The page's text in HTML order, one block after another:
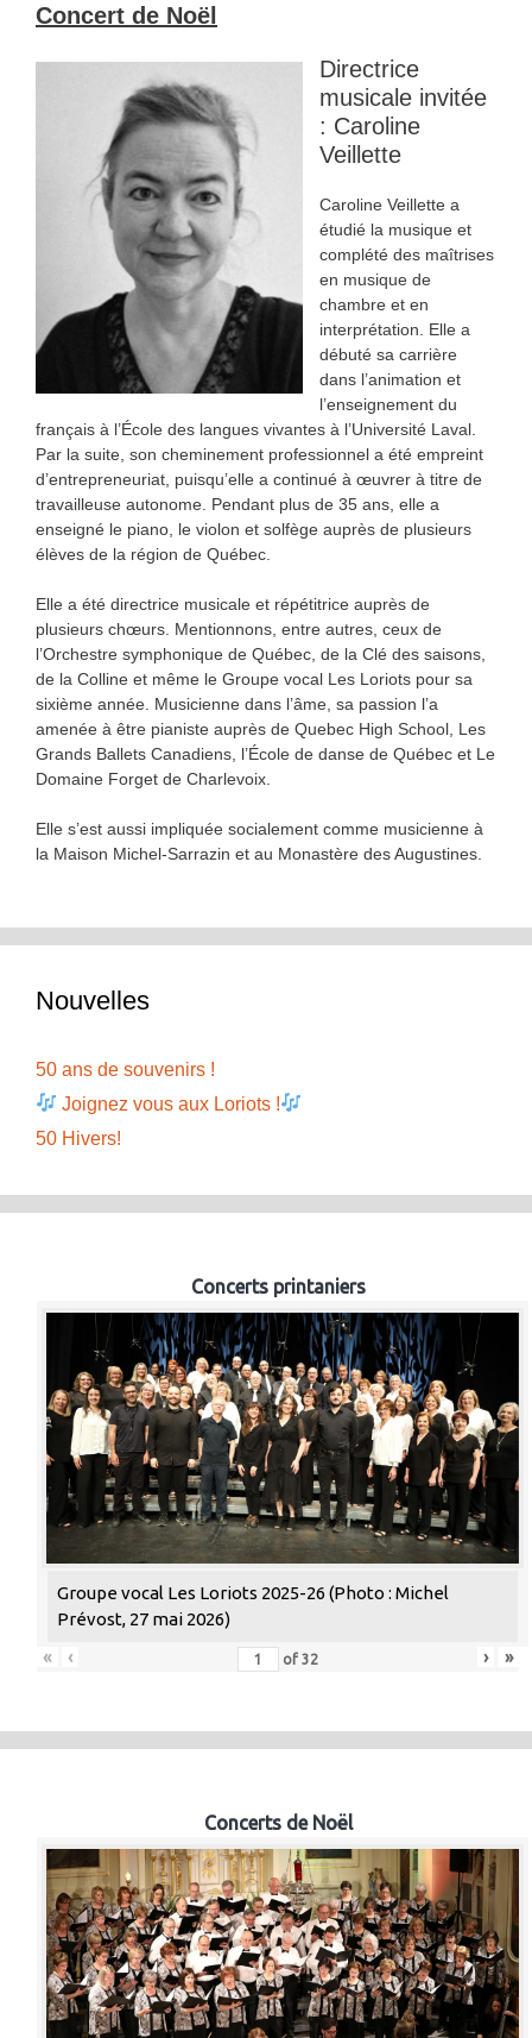
Concert de Noël
Directrice
musicale invitée
: Caroline
Veillette
Caroline Veillette a
étudié la musique et
complété des maîtrises
en musique de
chambre et en
interprétation. Elle a
débuté sa carrière
dans l’animation et
l’enseignement du
français à l’École des langues vivantes à l’Université Laval.
Par la suite, son cheminement professionnel a été empreint
d’entrepreneuriat, puisqu’elle a continué à œuvrer à titre de
travailleuse autonome. Pendant plus de 35 ans, elle a
enseigné le piano, le violon et solfège auprès de plusieurs
élèves de la région de Québec.
Elle a été directrice musicale et répétitrice auprès de
plusieurs chœurs. Mentionnons, entre autres, ceux de
l’Orchestre symphonique de Québec, de la Clé des saisons,
de la Colline et même le Groupe vocal Les Loriots pour sa
sixième année. Musicienne dans l’âme, sa passion l’a
amenée à être pianiste auprès de Quebec High School, Les
Grands Ballets Canadiens, l’École de danse de Québec et Le
Domaine Forget de Charlevoix.
Elle s’est aussi impliquée socialement comme musicienne à
la Maison Michel-Sarrazin et au Monastère des Augustines.
Nouvelles
50 ans de souvenirs !
Joignez vous aux Loriots !
50 Hivers!
Concerts printaniers
Groupe vocal Les Loriots 2025-26 (Photo : Michel
Prévost, 27 mai 2026)
«
‹ of 32 › »
Concerts de Noël